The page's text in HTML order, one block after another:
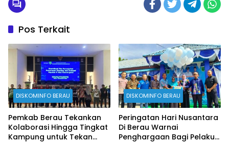
Pos Terkait
DISKOMINFO BERAU
Pemkab Berau Tekankan
Kolaborasi Hingga Tingkat
Kampung untuk Tekan
DISKOMINFO BERAU
Peringatan Hari Nusantara
Di Berau Warnai
Penghargaan Bagi Pelaku